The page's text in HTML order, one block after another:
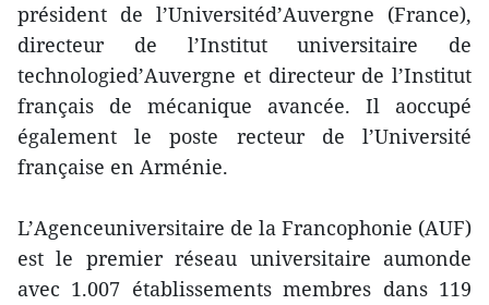
président de l’Universitéd’Auvergne (France),
directeur de l’Institut universitaire de
technologied’Auvergne et directeur de l’Institut
français de mécanique avancée. Il aoccupé
également le poste recteur de l’Université
française en Arménie.
L’Agenceuniversitaire de la Francophonie (AUF)
est le premier réseau universitaire aumonde
avec 1.007 établissements membres dans 119